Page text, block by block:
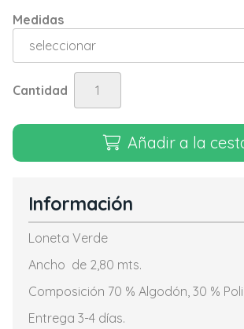
Medidas
Cantidad
Añadir a la
Información
Loneta Verde
Ancho de 2,80 mts.
Composición 70 % Algodón, 30 %
Entrega 3-4 días.